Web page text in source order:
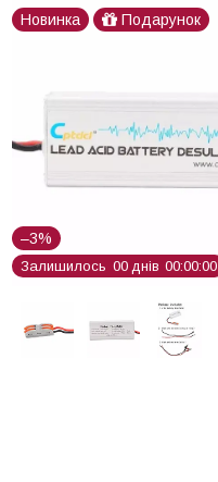
Новинка Подарунок
–3%
Залишилось 00 днів 00 00 00